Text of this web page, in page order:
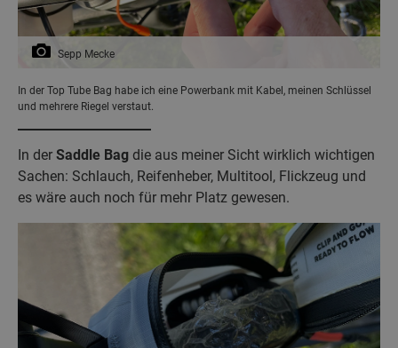
Sepp Mecke
In der Top Tube Bag habe ich eine Powerbank mit Kabel, meinen Schlüssel
und mehrere Riegel verstaut.
In der Saddle Bag die aus meiner Sicht wirklich wichtigen
Sachen: Schlauch, Reifenheber, Multitool, Flickzeug und
es wäre auch noch für mehr Platz gewesen.